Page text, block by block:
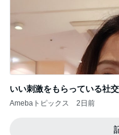
いい刺激をもらっている社
Amebaトピックス 2日前